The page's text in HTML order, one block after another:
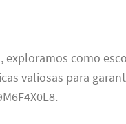
exploramos como
valiosas para